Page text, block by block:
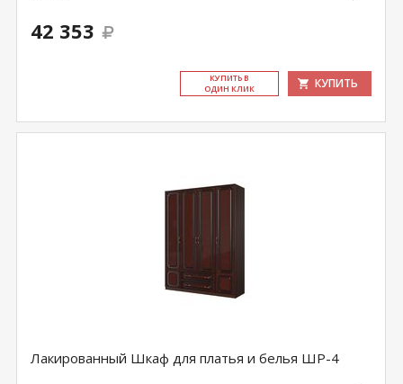
42 353
КУ­ПИТЬ В
ОДИН КЛИК
КУПИТЬ
Лакированный Шкаф для платья и белья ШР-4